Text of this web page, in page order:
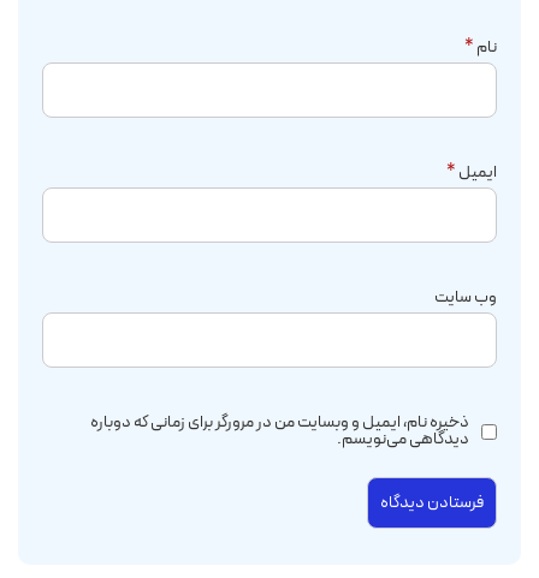
نام*
ایمیل*
وب‌ سایت
ذخیره نام، ایمیل و وبسایت من در مرورگر برای زمانی که دوباره
دیدگاهی می‌نویسم.